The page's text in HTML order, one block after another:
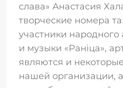
слава» Анастасия
творческие номера
участники
и музыки «Раніца»,
являются и
нашей организации,